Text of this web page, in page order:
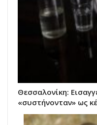
Θεσσαλονίκη:
«συστήνονταν» ως